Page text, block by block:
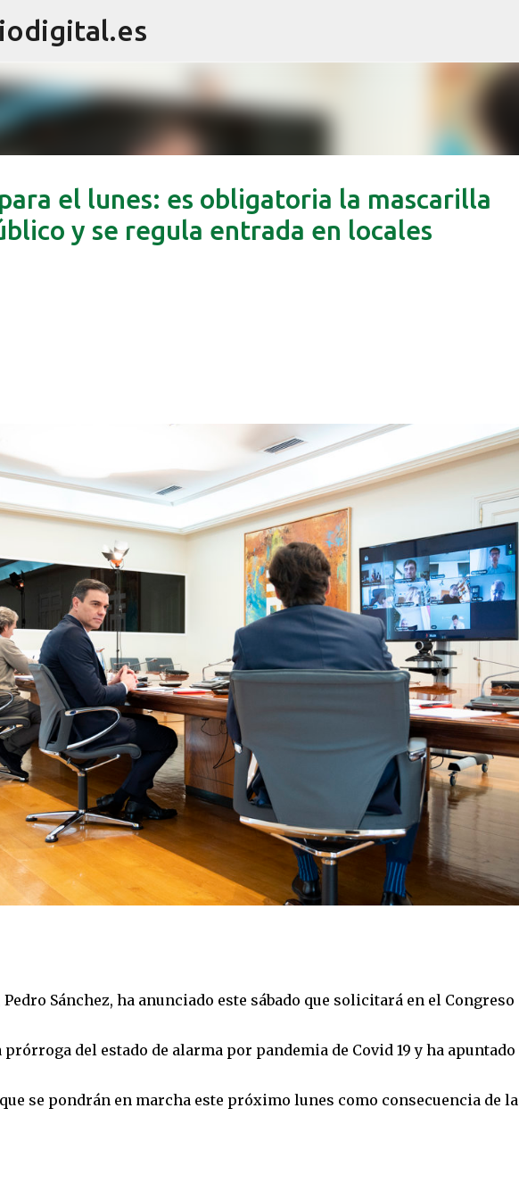
el lunes: es obligatoria la mascarilla
y se regula entrada en locales
Sánchez, ha anunciado este sábado que solicitará en el Congreso
del estado de alarma por pandemia de Covid 19 y ha apuntado
se pondrán en marcha este próximo lunes como consecuencia de la